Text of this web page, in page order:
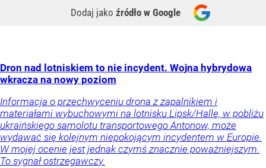
Dodaj jako źródło w Google
Dron nad lotniskiem to nie incydent. Wojna hybrydowa
wkracza na nowy poziom
Informacja o przechwyceniu drona z zapalnikiem i
materiałami wybuchowymi na lotnisku Lipsk/Halle, w pobliżu
ukraińskiego samolotu transportowego Antonow, może
wydawać się kolejnym niepokojącym incydentem w Europie.
W mojej ocenie jest jednak czymś znacznie poważniejszym.
To sygnał ostrzegawczy.